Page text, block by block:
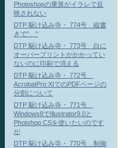
Photoshopの乗算がイラレで反
映されない
DTP 駆け込み寺・ 774号 縦書
きで" "
DTP 駆け込み寺・ 773号 白に
オーバープリントがかかってい
ないのに印刷で消える
DTP 駆け込み寺・ 772号
AcrobatPro XIでのPDFページの
分割について
DTP 駆け込み寺・ 771号
Windows8でIllustrator9.0と
Photshop CSを使いたいのです
が
DTP 駆け込み寺・ 770号 制御